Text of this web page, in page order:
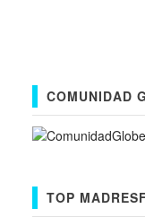
COMUNIDAD
TOP